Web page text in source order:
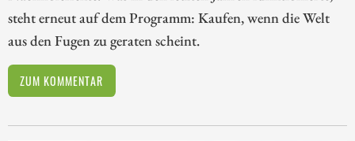
steht erneut auf dem Programm: Kaufen, wenn die Welt
aus den Fugen zu geraten scheint.
ZUM KOMMENTAR